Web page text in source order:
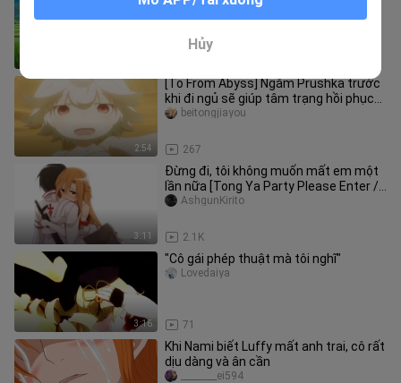
Tận hưởng mùa hè cùng Chiikawa!
2:54
[To From Abyss] Ngắm Prushka trước
khi đi ngủ sẽ giúp tâm trạng hồi phục
ngay lập tức
267
beitongjiayou
3:11
Đừng đi, tôi không muốn mất em một
lần nữa [Tong Ya Party Please Enter /
Đao Kiếm Thần Vực]
2.1K
AshgunKirito
3:16
"Cô gái phép thuật mà tôi nghĩ"
71
Lovedaiya
Khi Nami biết Luffy mất anh trai, cô rất
dịu dàng và ân cần
________ei594
Hủy